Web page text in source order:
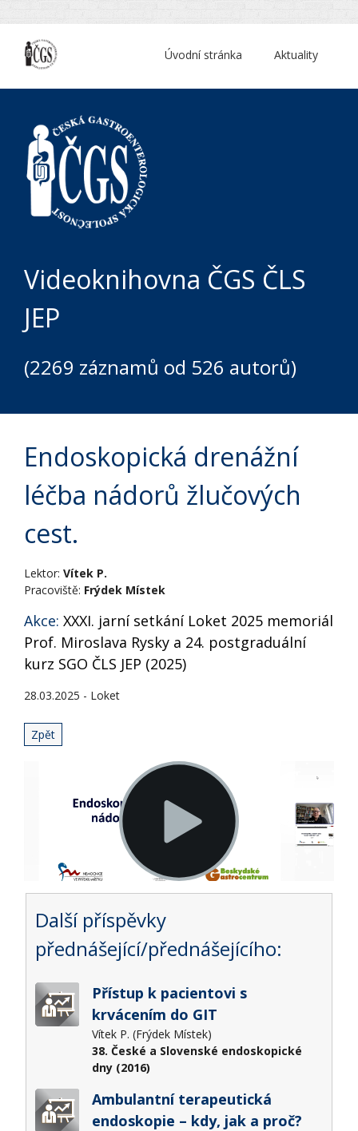
Aktuality
Úvodní stránka
Videoknihovna ČGS ČLS
JEP
(2269 záznamů od 526 autorů)
Endoskopická drenážní
léčba nádorů žlučových
cest.
Lektor: Vítek P.
Pracoviště: Frýdek Místek
Akce: XXXI. jarní setkání Loket 2025 memoriál
Prof. Miroslava Rysky a 24. postgraduální
kurz SGO ČLS JEP (2025)
28.03.2025 - Loket
Zpět
Další příspěvky
přednášející/přednášejícího:
Přístup k pacientovi s
krvácením do GIT
Vítek P. (Frýdek Místek)
38. České a Slovenské endoskopické
dny (2016)
Ambulantní terapeutická
endoskopie – kdy, jak a proč?